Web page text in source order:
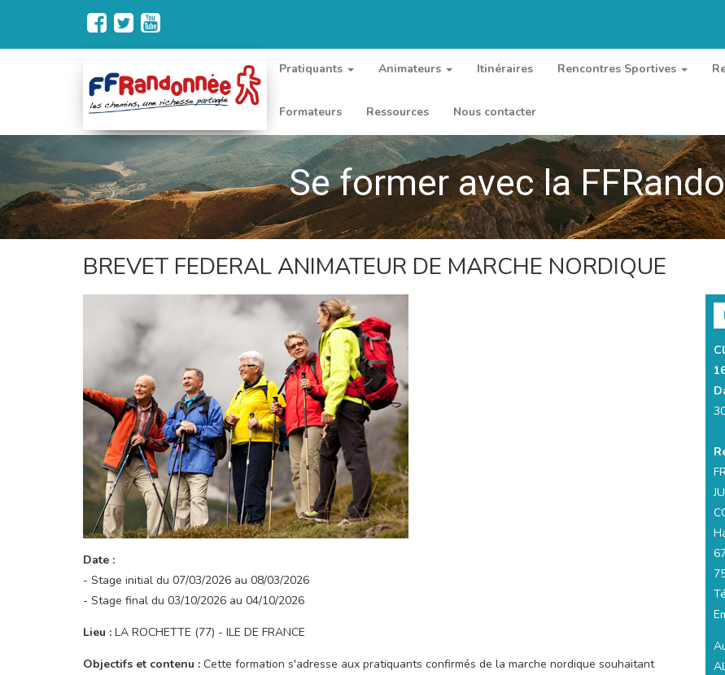
Pratiquants Animateurs Itinéraires Rencontres Sportives
Formateurs Ressources Nous contacter
Se former avec la
BREVET FEDERAL ANIMATEUR DE MARCHE NORDIQUE
Date :
- Stage initial du 07/03/2026 au 08/03/2026
- Stage final du 03/10/2026 au 04/10/2026
Lieu : LA ROCHETTE (77) - ILE DE FRANCE
Objectifs et contenu : Cette formation s'adresse aux pratiquants confirmés de la marche nordique souhaitant